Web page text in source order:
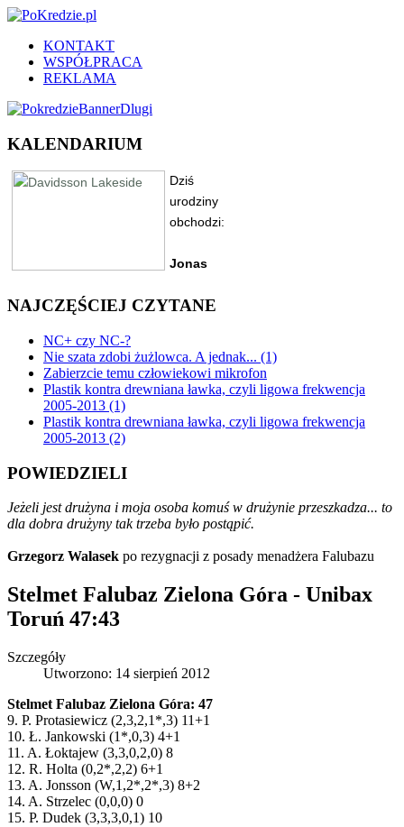
KONTAKT
WSPÓŁPRACA
REKLAMA
KALENDARIUM
NAJCZĘŚCIEJ CZYTANE
NC+ czy NC-?
Nie szata zdobi żużlowca. A jednak... (1)
Zabierzcie temu człowiekowi mikrofon
Plastik kontra drewniana ławka, czyli ligowa frekwencja
2005-2013 (1)
Plastik kontra drewniana ławka, czyli ligowa frekwencja
2005-2013 (2)
POWIEDZIELI
Jeżeli jest drużyna i moja osoba komuś w drużynie przeszkadza... to
dla dobra drużyny tak trzeba było postąpić.
Grzegorz Walasek po rezygnacji z posady menadżera Falubazu
Stelmet Falubaz Zielona Góra - Unibax
Toruń 47:43
Szczegóły
Utworzono: 14 sierpień 2012
Stelmet Falubaz Zielona Góra: 47
9. P. Protasiewicz (2,3,2,1*,3) 11+1
10. Ł. Jankowski (1*,0,3) 4+1
11. A. Łoktajew (3,3,0,2,0) 8
12. R. Holta (0,2*,2,2) 6+1
13. A. Jonsson (W,1,2*,2*,3) 8+2
14. A. Strzelec (0,0,0) 0
15. P. Dudek (3,3,3,0,1) 10